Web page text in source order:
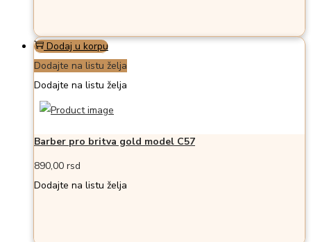
Dodaj u korpu
Dodajte na listu želja
Dodajte na listu želja
Barber pro britva gold model C57
890,00 rsd
Dodajte na listu želja